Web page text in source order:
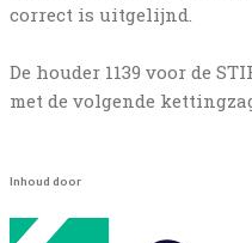
correct is uitgelijnd.
De houder 1139 voor de
met de volgende
Inhoud door